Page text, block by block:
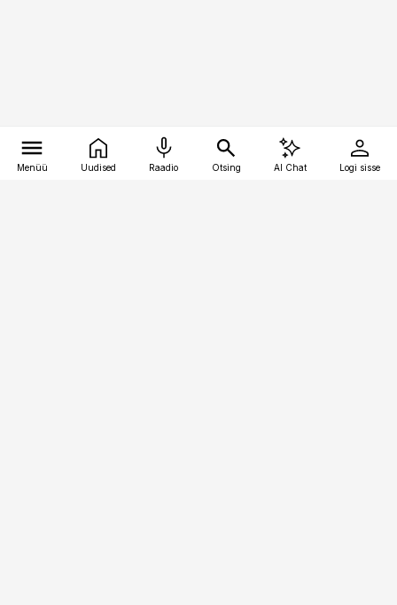
Menüü Uudised Raadio Otsing AI Chat Logi sisse